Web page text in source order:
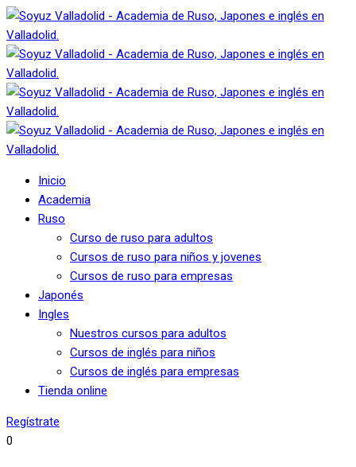
Inicio
Academia
Ruso
Curso de ruso para adultos
Cursos de ruso para niños y jovenes
Cursos de ruso para empresas
Japonés
Ingles
Nuestros cursos para adultos
Cursos de inglés para niños
Cursos de inglés para empresas
Tienda online
Regístrate
0